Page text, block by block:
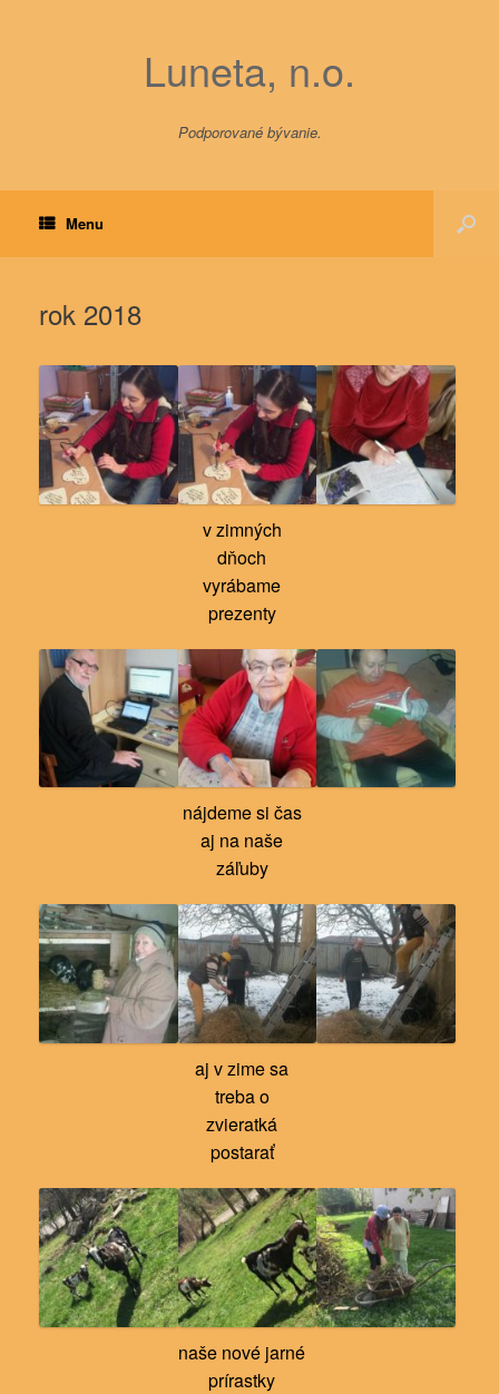
Luneta, n.o.
Podporované bývanie.
Menu
rok 2018
v zimných
dňoch
vyrábame
prezenty
nájdeme si čas
aj na naše
záľuby
aj v zime sa
treba o
zvieratká
postarať
naše nové jarné
prírastky